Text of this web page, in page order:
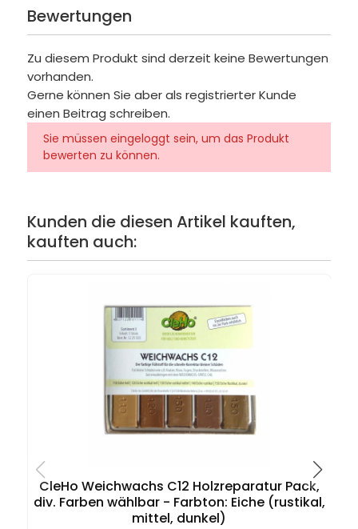
Bewertungen
Zu diesem Produkt sind derzeit keine Bewertungen
vorhanden.
Gerne können Sie aber als registrierter Kunde
einen Beitrag schreiben.
Sie müssen eingeloggt sein, um das Produkt
bewerten zu können.
Kunden die diesen Artikel kauften,
kauften auch:
CleHo Weichwachs C12 Holzreparatur Pack,
div. Farben wählbar - Farbton: Eiche (rustikal,
mittel, dunkel)